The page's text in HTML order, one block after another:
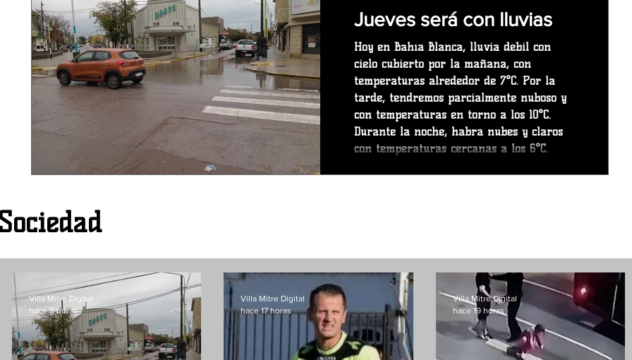
Jueves será con lluvias
Hoy en Bahía Blanca, lluvia débil con
cielo cubierto por la mañana, con
temperaturas alrededor de 7°C. Por la
tarde, tendremos parcialmente nuboso y
con temperaturas en torno a los 10°C.
Durante la noche, habrá nubes y claros
con temperaturas cercanas a los 6°C.
Villa Mitre Digital
hace 5 horas
Villa Mitre Digital
hace 17 horas
Villa Mitre Digital
hace 19 horas